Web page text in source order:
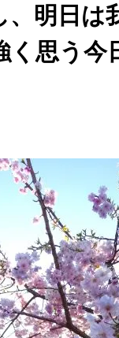
、明日は
く思う今